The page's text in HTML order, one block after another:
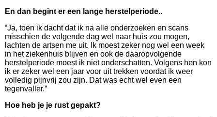
En dan begint er een lange herstelperiode..
“Ja, toen ik dacht dat ik na alle onderzoeken en scans
misschien de volgende dag wel naar huis zou mogen,
lachten de artsen me uit. Ik moest zeker nog wel een week
in het ziekenhuis blijven en ook de daaropvolgende
herstelperiode moest ik niet onderschatten. Volgens hen kon
ik er zeker wel een jaar voor uit trekken voordat ik weer
volledig pijnvrij zou zijn. Dat was echt wel even een
tegenvaller.”
Hoe heb je je rust gepakt?